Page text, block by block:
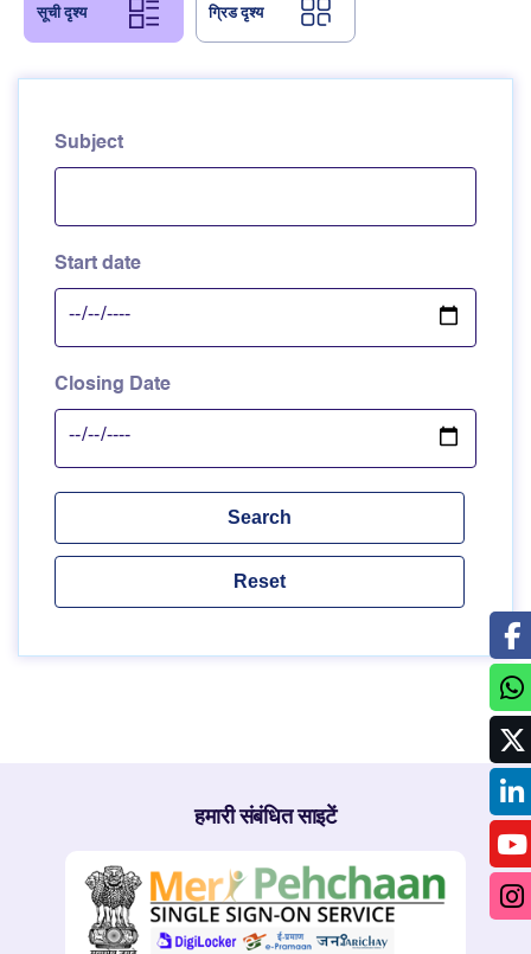
सूची दृश्य ग्रिड दृश्य
Subject
Start date
Closing Date
हमारी संबंधित साइटें